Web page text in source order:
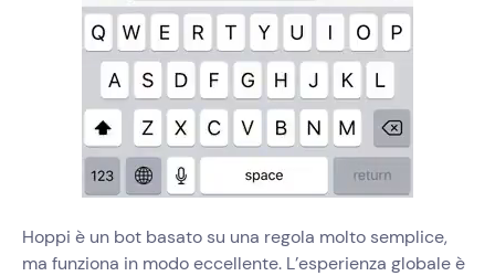
Hoppi è un bot basato su una regola molto semplice,
ma funziona in modo eccellente. L’esperienza globale è